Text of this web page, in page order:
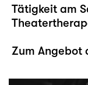
Tätigkeit am
Zum Angebot